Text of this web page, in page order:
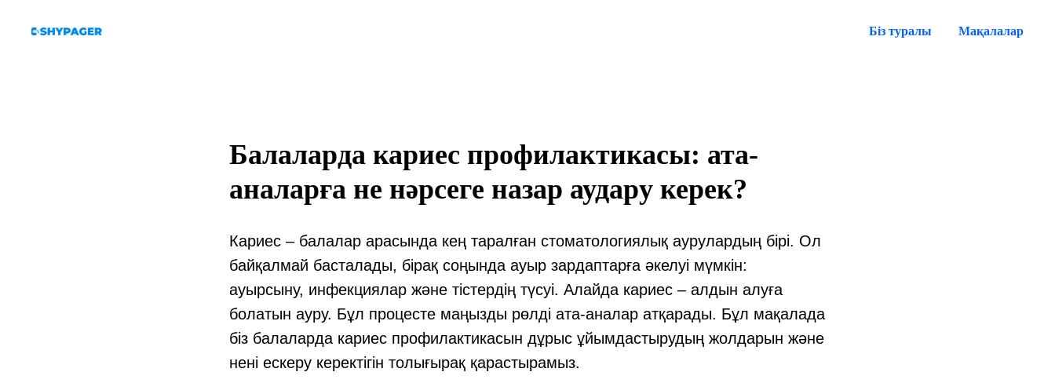
Біз туралы Мақалалар
Балаларда кариес профилактикасы: ата-
аналарға не нәрсеге назар аудару керек?
Кариес – балалар арасында кең таралған стоматологиялық аурулардың бірі. Ол
байқалмай басталады, бірақ соңында ауыр зардаптарға әкелуі мүмкін:
ауырсыну, инфекциялар және тістердің түсуі. Алайда кариес – алдын алуға
болатын ауру. Бұл процесте маңызды рөлді ата-аналар атқарады. Бұл мақалада
біз балаларда кариес профилактикасын дұрыс ұйымдастырудың жолдарын және
нені ескеру керектігін толығырақ қарастырамыз.